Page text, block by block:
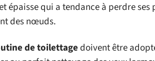
épaisse qui a tendance à perdre ses
des nœuds.
de toilettage doivent être